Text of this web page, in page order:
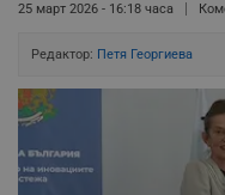
25 март 2026 - 16:18 часа
Редактор: Петя Георгиева